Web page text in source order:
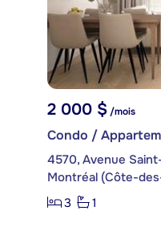
2 000 $ /mois
Condo /
4570, Avenue
3
1